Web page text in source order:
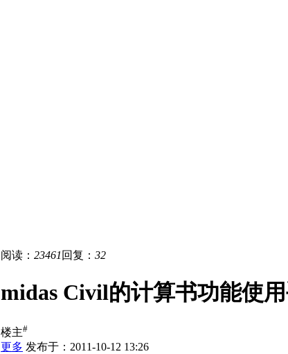
阅读： 23461 回复： 32
midas Civil的计算书功能使
楼主#
更多 发布于：2011-10-12 13:26